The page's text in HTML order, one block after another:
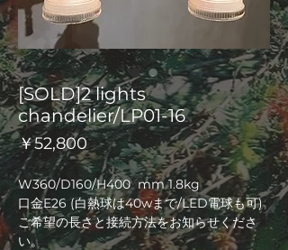
[SOLD]2 lights
chandelier/LP01-16
￥52,800価
格
W360/D160/H400 mm 1.8kg
口金E26 (白熱球は40wまで/LED電球も可)
ご希望の長さと接続方法をお知らせくださ
い。